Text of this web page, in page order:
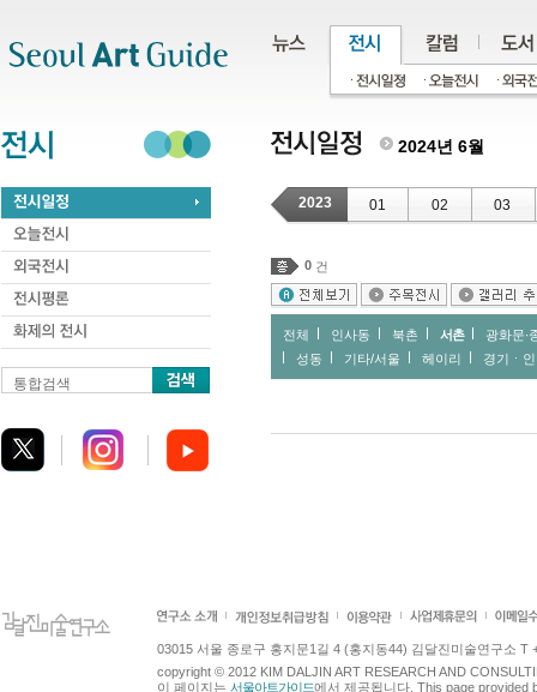
통합검색
2024년 6월
2023 01 02 03
0 건
전체 인사동 북촌 서촌
광화문∙
성동
기타/서울 헤이리 경기ㆍ
03015 서울 종로구 홍지문1길 4 (홍지동44) 김달진미술연구소 T
copyright © 2012 KIM DALJIN ART RESEARCH AND
이 페이지는 서울아트가이드에서 제공됩니다. This page provided